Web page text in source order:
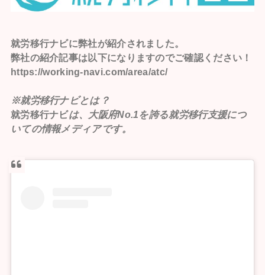
就労移行ナビに弊社が紹介されました。
弊社の紹介記事は以下になりますのでご確認ください！
https://working-navi.com/area/atc/
※就労移行ナビとは？
就労移行ナビは、大阪府No.1を誇る就労移行支援につ
いての情報メディアです。